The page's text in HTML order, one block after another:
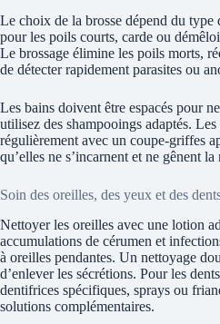
Le choix de la brosse dépend du type
pour les poils courts, carde ou
Le brossage élimine les poils morts,
de détecter rapidement parasites ou
Les bains doivent être espacés pour
utilisez des shampooings adaptés.
régulièrement avec un coupe-griffes
qu’elles ne s’incarnent et ne gênent la
Soin des oreilles, des yeux et des
Nettoyer les oreilles avec une lotion
accumulations de cérumen et
à oreilles pendantes. Un nettoyage
d’enlever les sécrétions. Pour les
dentifrices spécifiques, sprays ou
solutions complémentaires.